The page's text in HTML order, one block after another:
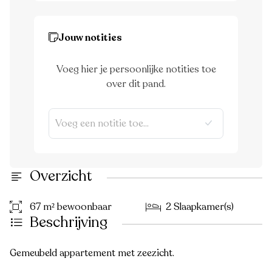
Jouw notities
Voeg hier je persoonlijke notities toe
over dit pand.
Overzicht
67 m² bewoonbaar 2 Slaapkamer(s)
Beschrijving
Gemeubeld appartement met zeezicht.